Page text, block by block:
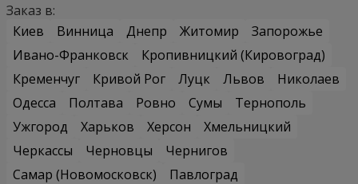
Заказ в:
Киев
Винница Днепр Житомир
Запорожье
Ивано-Франковск
Кропивницкий (Кировоград)
Кременчуг
Кривой Рог Луцк Львов
Николаев
Одесса
Полтава Ровно Сумы
Тернополь
Ужгород
Харьков Херсон
Хмельницкий
Черкассы
Черновцы
Чернигов
Самар (Новомосковск)
Павлоград